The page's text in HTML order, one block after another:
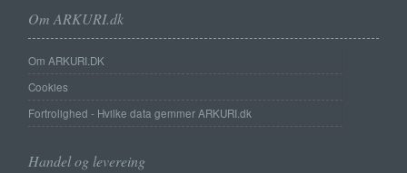
Om ARKURI.dk
Om ARKURI.DK
Cookies
Fortrolighed - Hvilke data gemmer ARKURI.dk
Handel og levereing